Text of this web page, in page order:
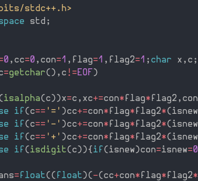
stdc++.h>
std ;
0 , cc=0 , con=1 , flag=1 , flag2=1 ; char x , c ;
=getchar() , c !=EOF )
isalpha(c))x=c , xc+=con* flag* flag2 , con
if (c== '=' )cc+=con* flag* flag2*(isnew
if (c== '-' )cc+=con* flag* flag2*(isnew
if (c== '+' )cc+=con* flag* flag2*(isnew
if (isdigit(c)){if (isnew)con=isnew=0
= float(( float)(-(cc+con* flag* flag2*